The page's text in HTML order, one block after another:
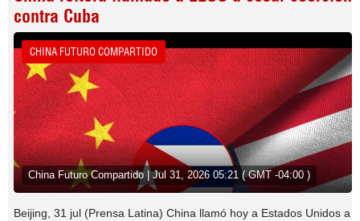
contra Cuba
CHINA FUTURO COMPARTIDO
China Futuro Compartido | Jul 31, 2026 05:21 ( GMT -04:00 )
Beijing, 31 jul (Prensa Latina) China llamó hoy a Estados Unidos a